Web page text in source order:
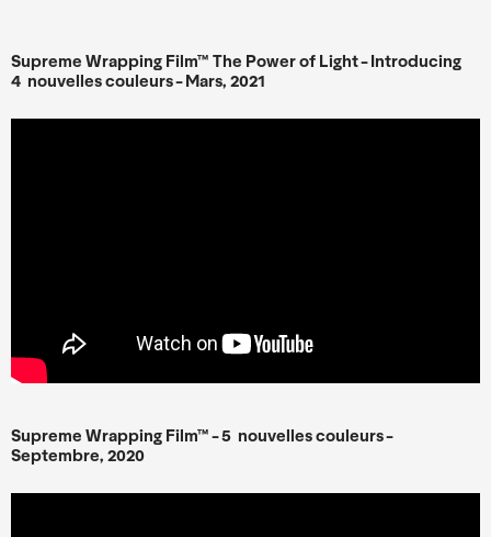
Supreme Wrapping Film™ The Power of Light - Introducing
4 nouvelles couleurs - Mars, 2021
Supreme Wrapping Film™ - 5 nouvelles couleurs -
Septembre, 2020